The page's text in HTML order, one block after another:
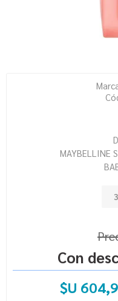
MAYBELLINE
Con
$U